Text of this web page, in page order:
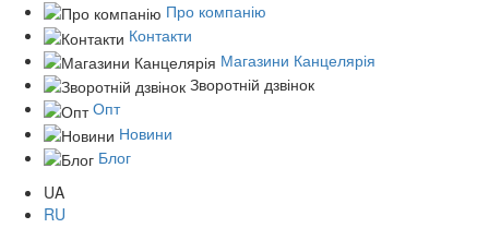
Про компанію
Контакти
Магазини Канцелярія
Зворотній дзвінок
Опт
Новини
Блог
UA
RU